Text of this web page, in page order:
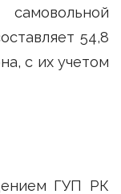
54,8
с их учетом
ГУП РК